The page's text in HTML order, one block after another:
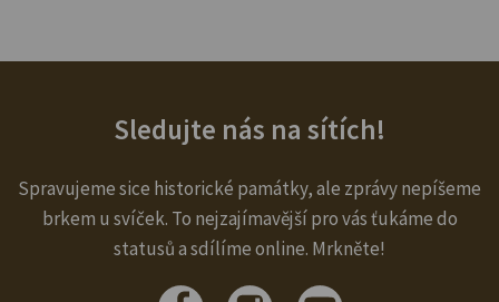
Sledujte nás na sítích!
Spravujeme sice historické památky, ale zprávy nepíšeme
brkem u svíček. To nejzajímavější pro vás ťukáme do
statusů a sdílíme online. Mrkněte!